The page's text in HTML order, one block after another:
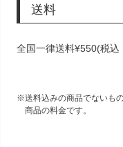
送料
全国一律送料¥550(税込
送料込みの商品でないも
商品の料金です。